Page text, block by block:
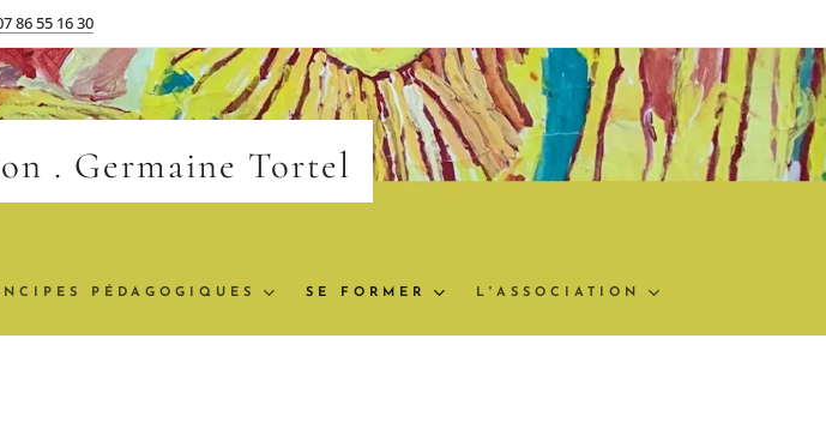
86 55 16 30
. Germaine Tortel
PÉDAGOGIQUES SE FORMER L'ASSOCIATION